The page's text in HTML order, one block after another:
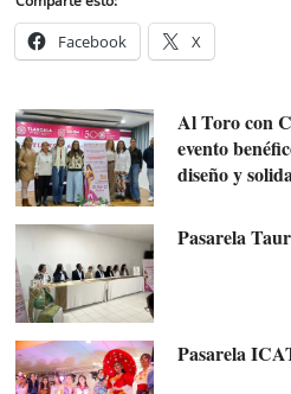
Facebook X
Al Toro con
evento
diseño y
Pasarela
Pasarela